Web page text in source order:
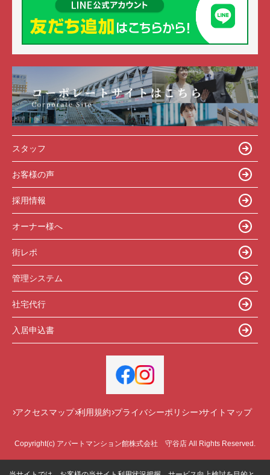
スタッフ
お客様の声
採用情報
オーナー様へ
街レポ
管理システム
社宅代行
入居申込書
アクセスマップ 利用規約 プライバシーポリシー サイトマップ
Copyright(c) アパートマンション館株式会社 守谷店 All Rights Reserved.